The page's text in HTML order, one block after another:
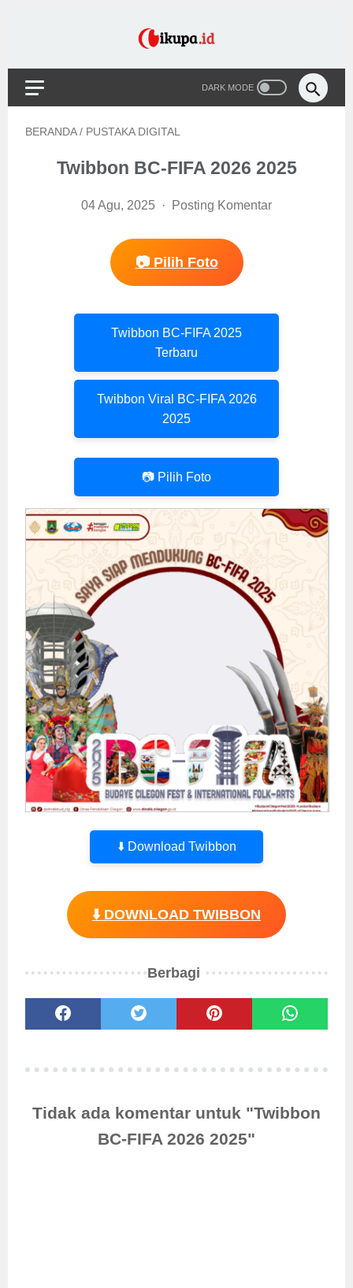
BERANDA / PUSTAKA DIGITAL
Twibbon BC-FIFA 2026 2025
04 Agu, 2025 Posting Komentar
📷 Pilih Foto
Twibbon BC-FIFA 2025
Terbaru
Twibbon Viral BC-FIFA 2026
2025
📷 Pilih Foto
⬇️ Download Twibbon
⬇️ DOWNLOAD TWIBBON
Berbagi
Tidak ada komentar untuk "Twibbon
BC-FIFA 2026 2025"